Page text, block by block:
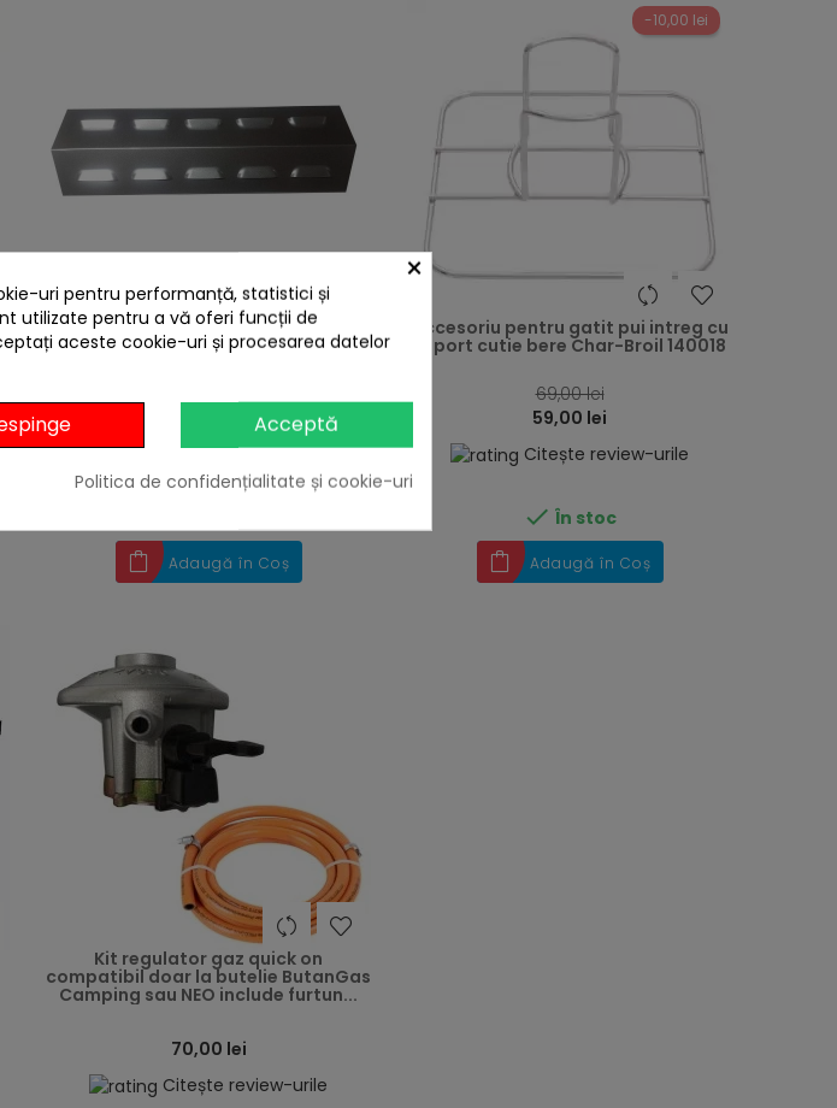
heart
Protectie gratar aparatoare
flacara arzatoare pentru gratarele
Citește review-urile
Adaugă în Coș
-10,00 lei
heart
Accesoriu pentru gatit pui intreg cu
suport cutie bere Char-Broil 140018
69,00 lei
59,00 lei
Citește review-urile
 În stoc
Adaugă în Coș
heart
Kit regulator gaz quick on
compatibil doar la butelie ButanGas
Camping sau NEO include furtun...
70,00 lei
Citește review-urile
×
uri pentru performanță, statistici și
utilizate pentru a vă oferi funcții de
aceste cookie-uri și procesarea datelor
Acceptă
Politica de confidențialitate și cookie-uri